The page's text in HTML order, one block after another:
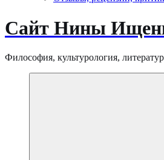
Сайт Нины
Философия, культурология,